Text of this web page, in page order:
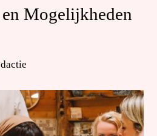
Mogelijkheden